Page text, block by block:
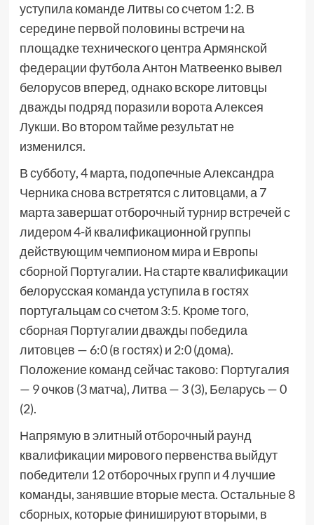
уступила команде Литвы со счетом 1:2. В
середине первой половины встречи на
площадке технического центра Армянской
федерации футбола Антон Матвеенко вывел
белорусов вперед, однако вскоре литовцы
дважды подряд поразили ворота Алексея
Лукши. Во втором тайме результат не
изменился.
В субботу, 4 марта, подопечные Александра
Черника снова встретятся с литовцами, а 7
марта завершат отборочный турнир встречей с
лидером 4-й квалификационной группы
действующим чемпионом мира и Европы
сборной Португалии. На старте квалификации
белорусская команда уступила в гостях
португальцам со счетом 3:5. Кроме того,
сборная Португалии дважды победила
литовцев — 6:0 (в гостях) и 2:0 (дома).
Положение команд сейчас таково: Португалия
— 9 очков (3 матча), Литва — 3 (3), Беларусь — 0
(2).
Напрямую в элитный отборочный раунд
квалификации мирового первенства выйдут
победители 12 отборочных групп и 4 лучшие
команды, занявшие вторые места. Остальные 8
сборных, которые финишируют вторыми, в